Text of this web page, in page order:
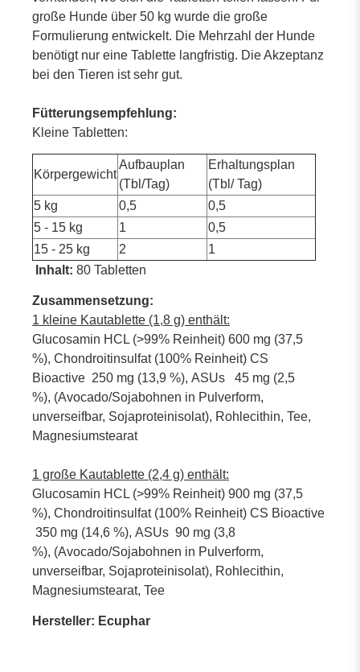
große Hunde über 50 kg wurde die große
Formulierung entwickelt. Die Mehrzahl der Hunde
benötigt nur eine Tablette langfristig. Die Akzeptanz
bei den Tieren ist sehr gut.
Fütterungsempfehlung:
Kleine Tabletten:
Körpergewicht
Aufbauplan
(Tbl/Tag)
Erhaltungsplan
(Tbl/ Tag)
5 kg
0,5
0,5
5 - 15 kg
1
0,5
15 - 25 kg
2
1
Inhalt: 80 Tabletten
Zusammensetzung:
1 kleine Kautablette (1,8 g) enthält:
Glucosamin HCL (>99% Reinheit) 600 mg (37,5
%), Chondroitinsulfat (100% Reinheit) CS
Bioactive 250 mg (13,9 %), ASUs 45 mg (2,5
%), (Avocado/Sojabohnen in Pulverform,
unverseifbar, Sojaproteinisolat), Rohlecithin, Tee,
Magnesiumstearat
1 große Kautablette (2,4 g) enthält:
Glucosamin HCL (>99% Reinheit) 900 mg (37,5
%), Chondroitinsulfat (100% Reinheit) CS Bioactive
350 mg (14,6 %), ASUs 90 mg (3,8
%), (Avocado/Sojabohnen in Pulverform,
unverseifbar, Sojaproteinisolat), Rohlecithin,
Magnesiumstearat, Tee
Hersteller: Ecuphar